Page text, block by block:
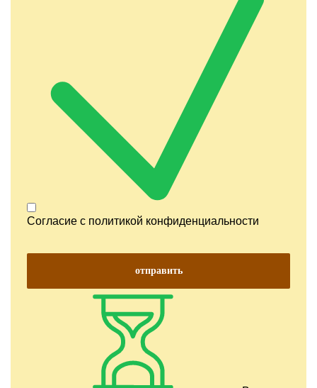
Согласие с политикой конфиденциальности
отправить